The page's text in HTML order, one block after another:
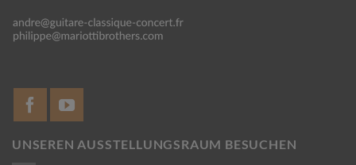
UNSEREN AUSSTELLUNGSRAUM BESUCHEN